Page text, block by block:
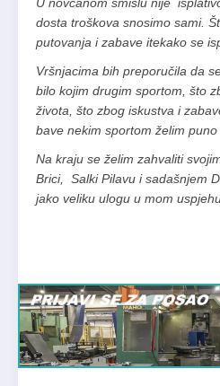
dosta troškova snosimo sami.
putovanja i zabave itekako se
Vršnjacima bih preporučila da
bilo kojim drugim sportom, što
života, što zbog iskustva i
bave nekim sportom želim
Na kraju se želim zahvaliti
Brici, Salki Pilavu i sadašnjem
jako veliku ulogu u mom